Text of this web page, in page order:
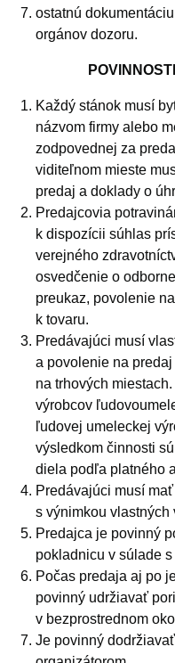
ostatnú
orgánov dozoru.
Každý stánok musí
názvom firmy alebo
zodpovednej za
viditeľnom mieste
predaj a doklady o
Predajcovia
k dispozícii súhlas
verejného
osvedčenie o
preukaz, povolenie
k tovaru.
Predávajúci musí
a povolenie na
na trhových
výrobcov
ľudovej umeleckej
výsledkom činnosti
diela podľa platného
Predávajúci musí
s výnimkou vlastných
Predajca je povinný
pokladnicu v súlade
Počas predaja aj po
povinný udržiavať
v bezprostrednom
Je povinný